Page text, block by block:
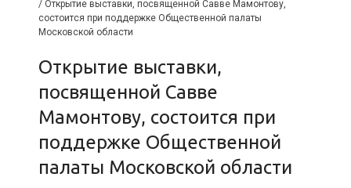
/ Открытие выставки, посвященной Савве Мамонтову,
состоится при поддержке Общественной палаты
Московской области
Открытие выставки,
посвященной Савве
Мамонтову, состоится при
поддержке Общественной
палаты Московской области